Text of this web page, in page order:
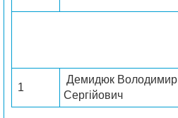
1
Демидюк Володимир
Сергійович